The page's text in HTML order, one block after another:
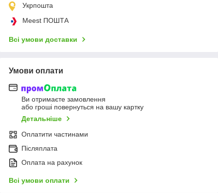
Укрпошта
Meest ПОШТА
Всі умови доставки
Умови оплати
Ви отримаєте замовлення
або гроші повернуться на вашу картку
Детальніше
Оплатити частинами
Післяплата
Оплата на рахунок
Всі умови оплати